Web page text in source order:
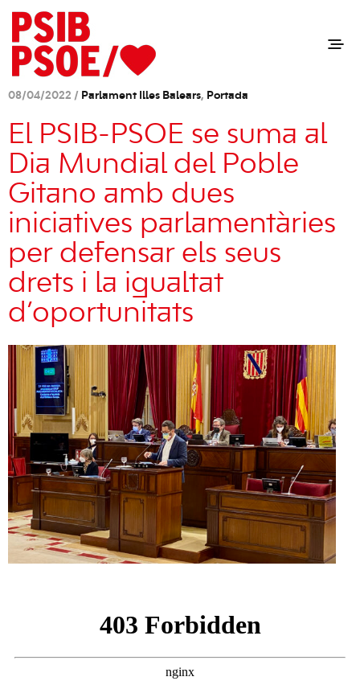
08/04/2022 / Parlament Illes Balears, Portada
El PSIB-PSOE se suma al
Dia Mundial del Poble
Gitano amb dues
iniciatives parlamentàries
per defensar els seus
drets i la igualtat
d’oportunitats